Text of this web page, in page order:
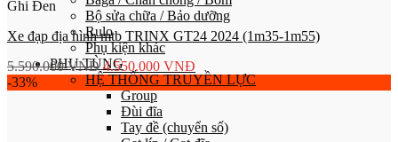
Bộ sửa chữa / Bảo dưỡng
Rulo
Phụ kiện khác
PHỤ TÙNG
HỆ THỐNG TRUYỀN LỰC
Group
Đùi đĩa
Tay đề (chuyển số)
Ghi Đen
Xe đạp địa hình mtb TRINX GT24 2024 (1m35-1m55)
5.590.000VNĐ 4.550.000 VNĐ
-33%